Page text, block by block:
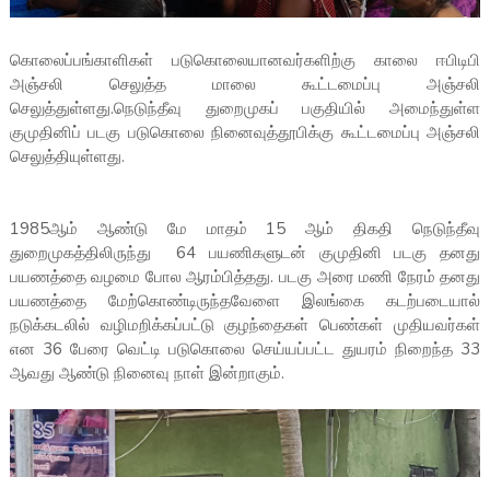
கொலைப்பங்காளிகள் படுகொலையானவர்களிற்கு காலை ஈபிடிபி
அஞ்சலி செலுத்த மாலை கூட்டமைப்பு அஞ்சலி
செலுத்துள்ளது.நெடுந்தீவு துறைமுகப் பகுதியில் அமைந்துள்ள
குமுதினிப் படகு படுகொலை நினைவுத்தூபிக்கு கூட்டமைப்பு அஞ்சலி
செலுத்தியுள்ளது.
1985ஆம் ஆண்டு மே மாதம் 15 ஆம் திகதி நெடுந்தீவு
துறைமுகத்திலிருந்து 64 பயணிகளுடன் குமுதினி படகு தனது
பயணத்தை வழமை போல ஆரம்பித்தது. படகு அரை மணி நேரம் தனது
பயணத்தை மேற்கொண்டிருந்தவேளை இலங்கை கடற்படையால்
நடுக்கடலில் வழிமறிக்கப்பட்டு குழந்தைகள் பெண்கள் முதியவர்கள்
என 36 பேரை வெட்டி படுகொலை செய்யப்பட்ட துயரம் நிறைந்த 33
ஆவது ஆண்டு நினைவு நாள் இன்றாகும்.